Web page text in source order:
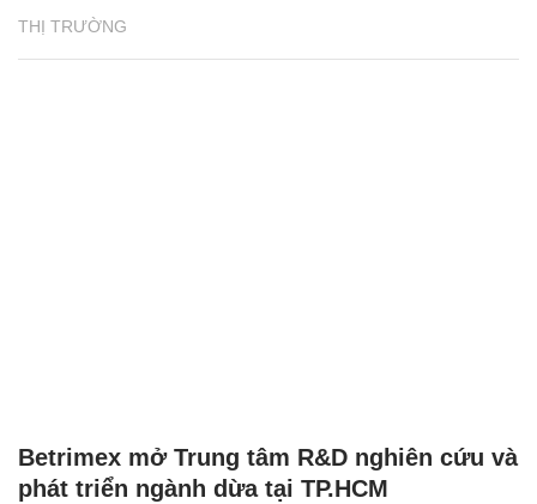
THỊ TRƯỜNG
Betrimex mở Trung tâm R&D nghiên cứu và
phát triển ngành dừa tại TP.HCM